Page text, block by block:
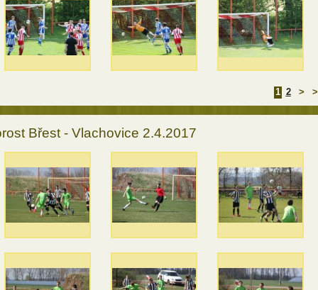
1 2 >
Břest - Vlachovice 2.4.2017